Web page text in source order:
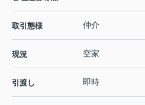
取引態様 仲介
現況 空家
引渡し 即時